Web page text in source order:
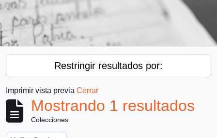
Restringir resultados por:
Imprimir vista previa Cerrar
Mostrando 1 resultados
Colecciones